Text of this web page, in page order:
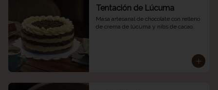
Tentación de Lúcuma
Masa artesanal de chocolate con relleno
de crema de lúcuma y nibs de cacao.